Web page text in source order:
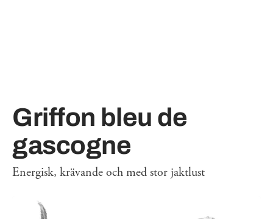
Griffon bleu de
gascogne
Energisk, krävande och med stor jaktlust